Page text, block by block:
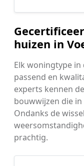
huizen in
Elk woningtype
passend en
experts kennen
bouwwijzen die
Ondanks de
prachtig.